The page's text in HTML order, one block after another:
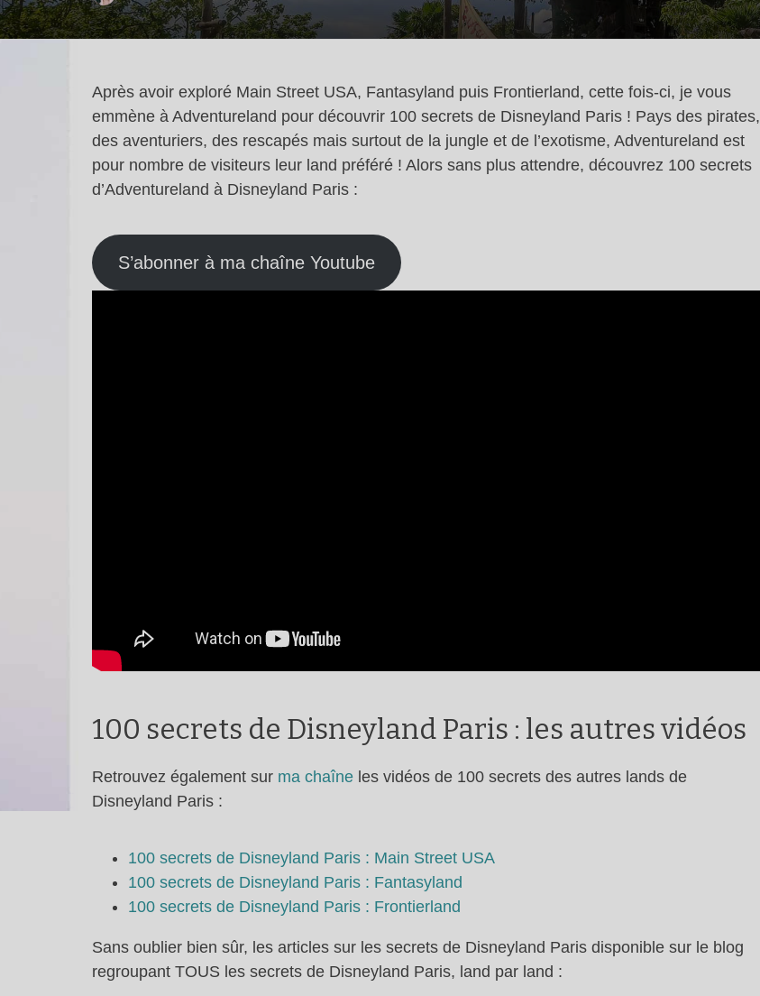
Après avoir exploré Main Street USA, Fantasyland puis Frontierland, cette fois-ci, je vous
emmène à Adventureland pour découvrir 100 secrets de Disneyland Paris ! Pays des pirates,
des aventuriers, des rescapés mais surtout de la jungle et de l’exotisme, Adventureland est
pour nombre de visiteurs leur land préféré ! Alors sans plus attendre, découvrez 100 secrets
d’Adventureland à Disneyland Paris :
S’abonner à ma chaîne Youtube
100 secrets de Disneyland Paris : les autres vidéos
Retrouvez également sur ma chaîne les vidéos de 100 secrets des autres lands de
Disneyland Paris :
100 secrets de Disneyland Paris : Main Street USA
100 secrets de Disneyland Paris : Fantasyland
100 secrets de Disneyland Paris : Frontierland
Sans oublier bien sûr, les articles sur les secrets de Disneyland Paris disponible sur le blog
regroupant TOUS les secrets de Disneyland Paris, land par land :